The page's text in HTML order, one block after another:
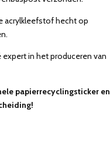
acrylkleefstof hecht op
expert in het produceren van
papierrecyclingsticker en